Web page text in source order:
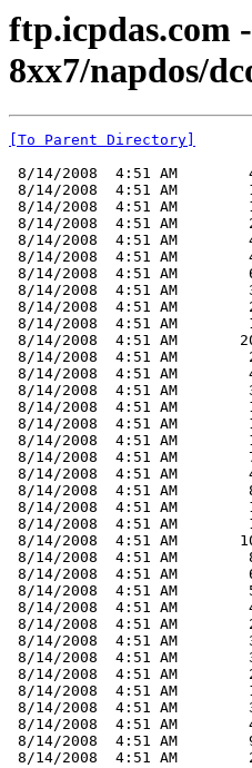
ftp.icpdas.com
8xx7/napdos/
[To Parent Directory]
8/14/2008  4:51 AM
8/14/2008  4:51 AM
8/14/2008  4:51 AM
8/14/2008  4:51 AM
8/14/2008  4:51 AM
8/14/2008  4:51 AM
8/14/2008  4:51 AM
8/14/2008  4:51 AM
8/14/2008  4:51 AM
8/14/2008  4:51 AM
8/14/2008  4:51 AM
8/14/2008  4:51 AM
8/14/2008  4:51 AM
8/14/2008  4:51 AM
8/14/2008  4:51 AM
8/14/2008  4:51 AM
8/14/2008  4:51 AM
8/14/2008  4:51 AM
8/14/2008  4:51 AM
8/14/2008  4:51 AM
8/14/2008  4:51 AM
8/14/2008  4:51 AM
8/14/2008  4:51 AM
8/14/2008  4:51 AM
8/14/2008  4:51 AM
8/14/2008  4:51 AM
8/14/2008  4:51 AM
8/14/2008  4:51 AM
8/14/2008  4:51 AM
8/14/2008  4:51 AM
8/14/2008  4:51 AM
8/14/2008  4:51 AM
8/14/2008  4:51 AM
8/14/2008  4:51 AM
8/14/2008  4:51 AM
8/14/2008  4:51 AM